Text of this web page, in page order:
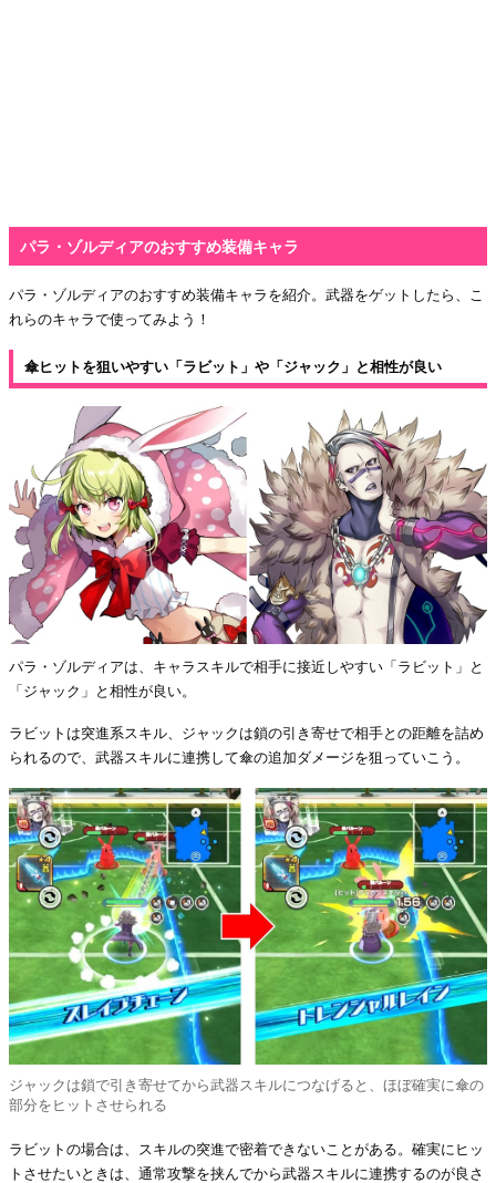
パラ・ゾルディアのおすすめ装備キャラ
パラ・ゾルディアのおすすめ装備キャラを紹介。武器をゲットしたら、こ
れらのキャラで使ってみよう！
傘ヒットを狙いやすい「ラビット」や「ジャック」と相性が良い
パラ・ゾルディアは、キャラスキルで相手に接近しやすい「ラビット」と
「ジャック」と相性が良い。
ラビットは突進系スキル、ジャックは鎖の引き寄せで相手との距離を詰め
られるので、武器スキルに連携して傘の追加ダメージを狙っていこう。
ジャックは鎖で引き寄せてから武器スキルにつなげると、ほぼ確実に傘の
部分をヒットさせられる
ラビットの場合は、スキルの突進で密着できないことがある。確実にヒッ
トさせたいときは、通常攻撃を挟んでから武器スキルに連携するのが良さ